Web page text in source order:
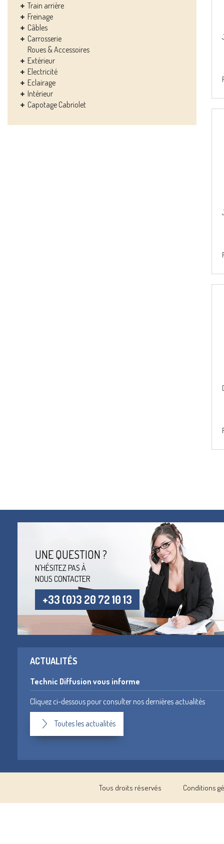
Train arrière
Freinage
Câbles
Carrosserie
Roues & Accessoires
Extérieur
Electricité
Eclairage
Intérieur
Capotage Cabriolet
UNE QUESTION ?
N'HÉSITEZ PAS À
NOUS CONTACTER
+33 (0)3 20 72 10 13
ACTUALITÉS
Technic Diffusion vous informe
Cliquez ci-dessous pour consulter nos dernières actualités
Toutes les actualités
Tous droits réservés Conditions